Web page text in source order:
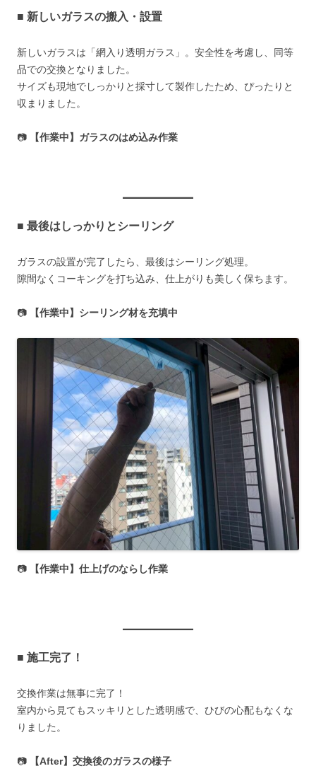
■ 新しいガラスの搬入・設置
新しいガラスは「網入り透明ガラス」。安全性を考慮し、同等
品での交換となりました。
サイズも現地でしっかりと採寸して製作したため、ぴったりと
収まりました。
📷 【作業中】ガラスのはめ込み作業
■ 最後はしっかりとシーリング
ガラスの設置が完了したら、最後はシーリング処理。
隙間なくコーキングを打ち込み、仕上がりも美しく保ちます。
📷 【作業中】シーリング材を充填中
📷 【作業中】仕上げのならし作業
■ 施工完了！
交換作業は無事に完了！
室内から見てもスッキリとした透明感で、ひびの心配もなくな
りました。
📷 【After】交換後のガラスの様子